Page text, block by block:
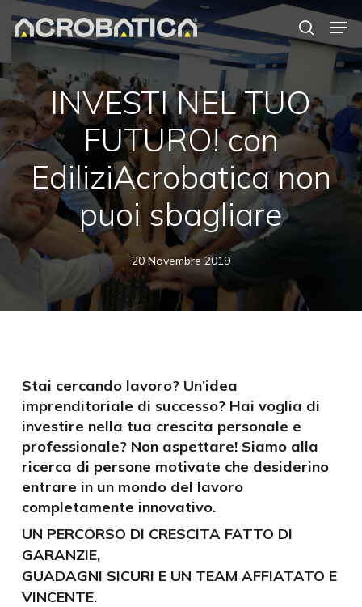
to
content
search
INVESTI NEL TUO
FUTURO! con
EdiliziAcrobatica non
puoi sbagliare
20 Novembre 2019
Stai cercando lavoro? Un’idea
imprenditoriale di successo? Hai voglia di
investire nella tua crescita personale e
professionale? Non aspettare! Siamo alla
ricerca di persone motivate che desiderino
entrare in un mondo del lavoro
completamente innovativo.
UN PERCORSO DI CRESCITA FATTO DI
GARANZIE,
GUADAGNI SICURI E UN TEAM AFFIATATO E
VINCENTE.
Close
Menu